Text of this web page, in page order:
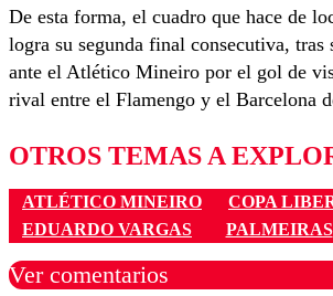
De esta forma, el cuadro que hace de
logra su segunda final consecutiva, tras
ante el Atlético Mineiro por el gol de
rival entre el Flamengo y el Barcelona
OTROS TEMAS A
ATLÉTICO MINEIRO
COPA
EDUARDO VARGAS
PALMEIRAS
Ver comentarios